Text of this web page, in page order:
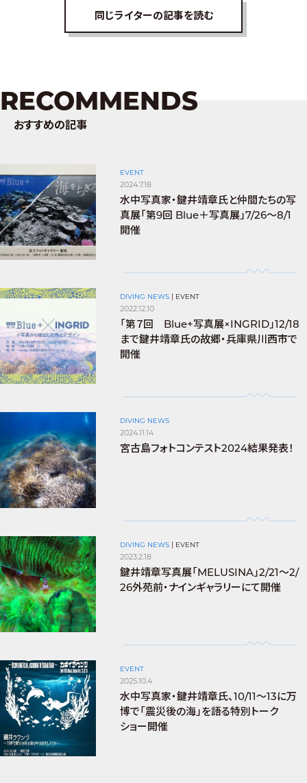
同じライターの記事を読む
RECOMMENDS
おすすめの記事
EVENT
2024.7.18
水中写真家・鍵井靖章氏と仲間たちの写
真展「第9回 Blue＋写真展」7/26～8/1
開催
DIVING NEWS | EVENT
2022.12.10
「第７回 Blue+写真展×INGRID」12/18
まで鍵井靖章氏の故郷・兵庫県川西市で
開催
DIVING NEWS
2024.11.14
宮古島フォトコンテスト2024結果発表！
DIVING NEWS | EVENT
2023.2.18
鍵井靖章写真展「MELUSINA」2/21～2/
26外苑前・ナインギャラリーにて開催
EVENT
2025.10.4
水中写真家・鍵井靖章氏、10/11〜13に万
博で「震災後の海」を語る特別トーク
ショー開催